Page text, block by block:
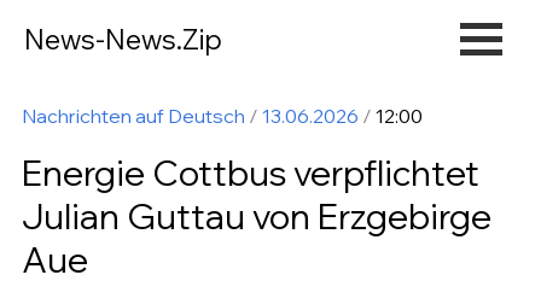
News-News.Zip
Nachrichten auf Deutsch / 13.06.2026 / 12:00
Energie Cottbus verpflichtet
Julian Guttau von Erzgebirge
Aue